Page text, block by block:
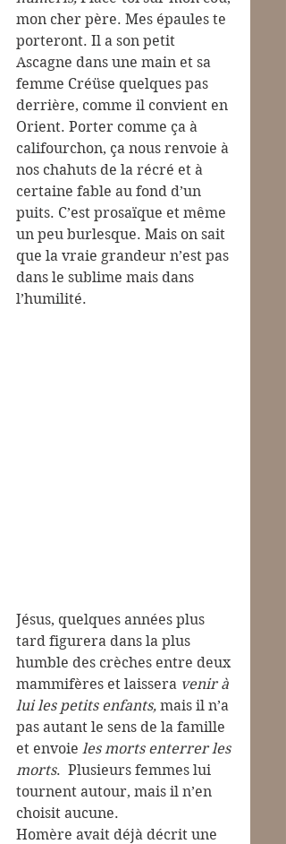
mon cher père. Mes épaules te
porteront. Il a son petit
Ascagne dans une main et sa
femme Créüse quelques pas
derrière, comme il convient en
Orient. Porter comme ça à
califourchon, ça nous renvoie à
nos chahuts de la récré et à
certaine fable au fond d’un
puits. C’est prosaïque et même
un peu burlesque. Mais on sait
que la vraie grandeur n’est pas
dans le sublime mais dans
l’humilité.
Jésus, quelques années plus
tard figurera dans la plus
humble des crèches entre deux
mammifères et laissera venir à
lui les petits enfants, mais il n’a
pas autant le sens de la famille
et envoie les morts enterrer les
morts.  Plusieurs femmes lui
tournent autour, mais il n’en
choisit aucune.
Homère avait déjà décrit une